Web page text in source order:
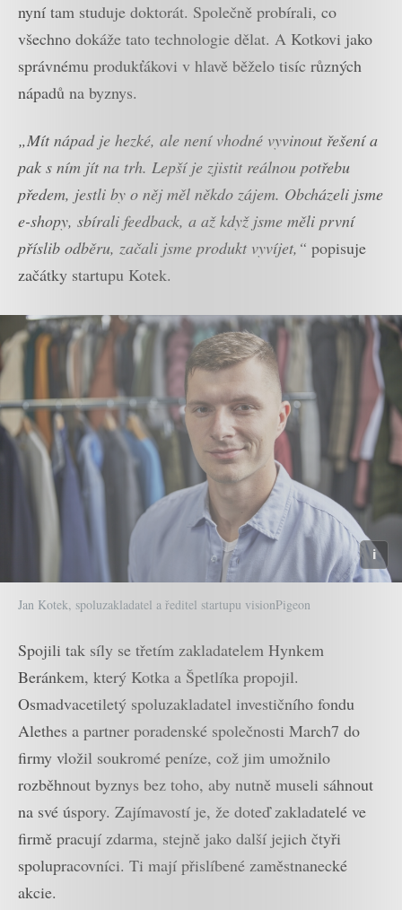
nyní tam studuje doktorát. Společně probírali, co
všechno dokáže tato technologie dělat. A Kotkovi jako
správnému produkťákovi v hlavě běželo tisíc různých
nápadů na byznys.
„Mít nápad je hezké, ale není vhodné vyvinout řešení a
pak s ním jít na trh. Lepší je zjistit reálnou potřebu
předem, jestli by o něj měl někdo zájem. Obcházeli jsme
e-shopy, sbírali feedback, a až když jsme měli první
příslib odběru, začali jsme produkt vyvíjet,“ popisuje
začátky startupu Kotek.
Jan Kotek, spoluzakladatel a ředitel startupu visionPigeon
Spojili tak síly se třetím zakladatelem Hynkem
Beránkem, který Kotka a Špetlíka propojil.
Osmadvacetiletý spoluzakladatel investičního fondu
Alethes a partner poradenské společnosti March7 do
firmy vložil soukromé peníze, což jim umožnilo
rozběhnout byznys bez toho, aby nutně museli sáhnout
na své úspory. Zajímavostí je, že doteď zakladatelé ve
firmě pracují zdarma, stejně jako další jejich čtyři
spolupracovníci. Ti mají přislíbené zaměstnanecké
akcie.